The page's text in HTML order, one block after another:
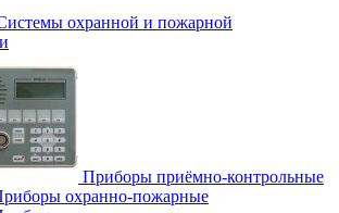
охранной и пожарной
Приборы приёмно-контрольные
охранно-пожарные